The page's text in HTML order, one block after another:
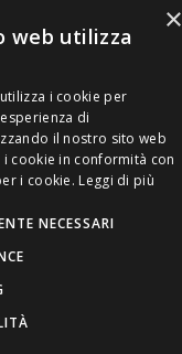
da
×
web utilizza
i cookie per
di
il nostro sito web
cookie in conformità con
i cookie. Leggi di più
NECESSARI